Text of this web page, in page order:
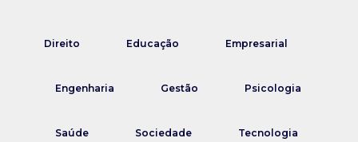
Direito Educação Empresarial
Engenharia Gestão Psicologia
Saúde Sociedade Tecnologia